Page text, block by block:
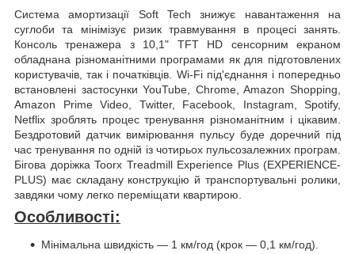
Система амортизації Soft Tech знижує навантаження на
суглоби та мінімізує ризик травмування в процесі занять.
Консоль тренажера з 10,1" TFT HD сенсорним екраном
обладнана різноманітними програмами як для підготовлених
користувачів, так і початківців. Wi-Fi під'єднання і попередньо
встановлені застосунки YouTube, Chrome, Amazon Shopping,
Amazon Prime Video, Twitter, Facebook, Instagram, Spotify,
Netflix зроблять процес тренування різноманітним і цікавим.
Бездротовий датчик вимірювання пульсу буде доречний під
час тренування по одній із чотирьох пульсозалежних програм.
Бігова доріжка Toorx Treadmill Experience Plus (EXPERIENCE-
PLUS) має складану конструкцію й транспортувальні ролики,
завдяки чому легко переміщати квартирою.
Особливості:
Мінімальна швидкість — 1 км/год (крок — 0,1 км/год).